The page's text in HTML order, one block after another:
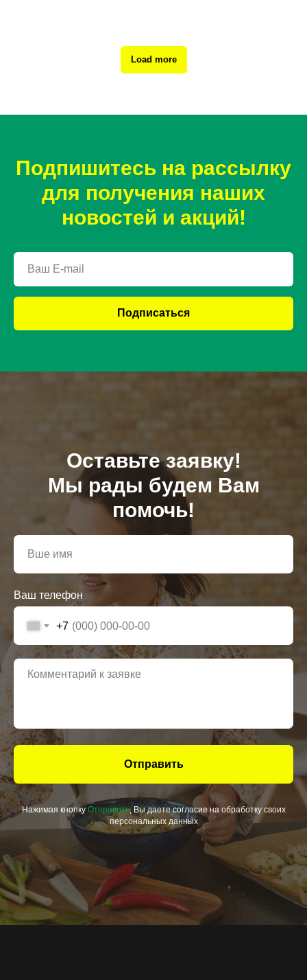
Load more
Подпишитесь на рассылку
для получения наших
новостей и акций!
Подписаться
Оставьте заявку!
Мы рады будем Вам
помочь!
Ваш телефон
+7
Отправить
Нажимая кнопку Отправить, Вы даете согласие на обработку своих
персональных данных